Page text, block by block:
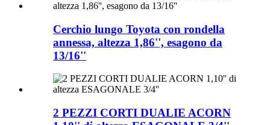
Cerchio lungo Toyota con rondella
annessa, altezza 1,86'', esagono da
13/16''
2 PEZZI CORTI DUALIE ACORN